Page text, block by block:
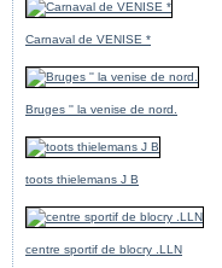
Carnaval de VENISE *
Bruges '' la venise de nord.
toots thielemans J B
centre sportif de blocry .LLN